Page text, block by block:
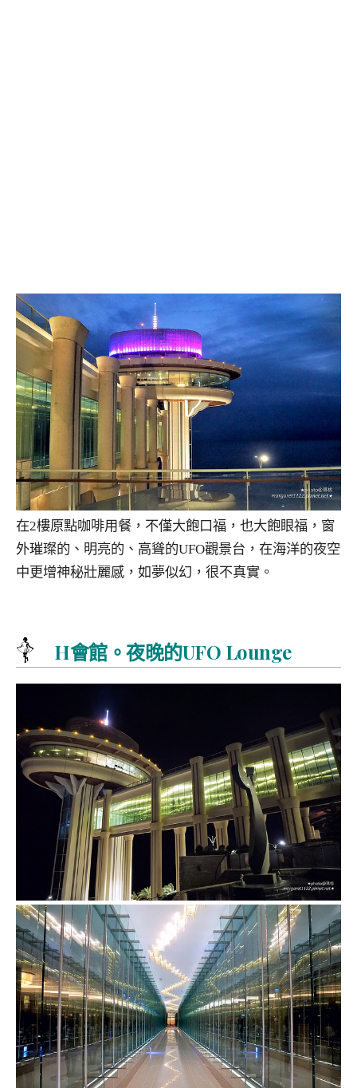
在2樓原點咖啡用餐，不僅大飽口福，也大飽眼福，窗
外璀璨的、明亮的、高聳的UFO觀景台，在海洋的夜空
中更增神秘壯麗感，如夢似幻，很不真實。
H會館。夜晚的UFO Lounge